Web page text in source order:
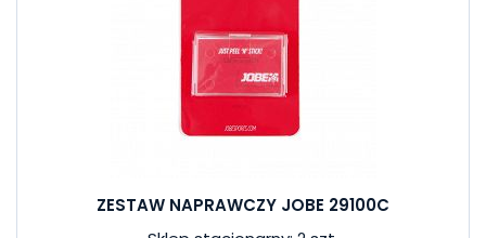
ZESTAW NAPRAWCZY JOBE 29100C